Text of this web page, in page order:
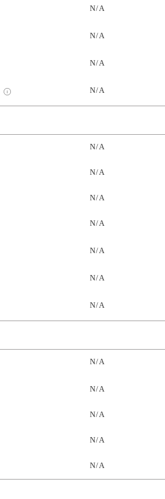
N/A
N/A
N/A
N/A
N/A
N/A
N/A
N/A
N/A
N/A
N/A
N/A
N/A
N/A
N/A
N/A